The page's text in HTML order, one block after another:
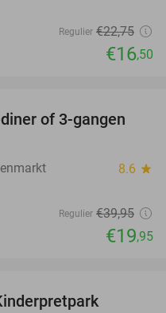
Regulier €22,75
€16,50
50%
of 3-gangen
8.6 star
Regulier €39,95
€19,95